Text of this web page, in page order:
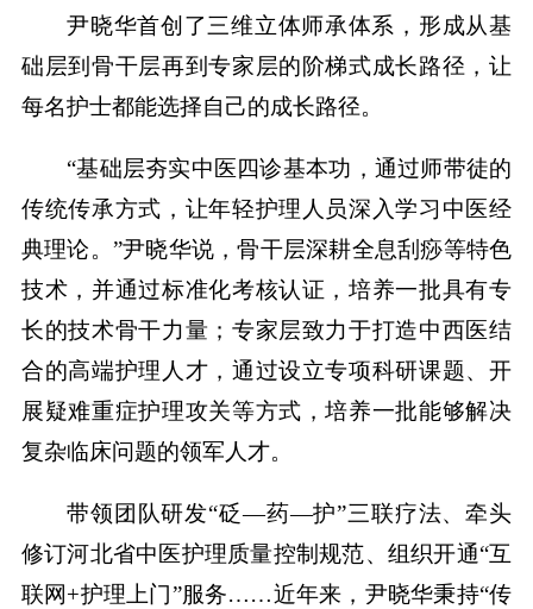
尹晓华首创了三维立体师承体系，形成从基
础层到骨干层再到专家层的阶梯式成长路径，让
每名护士都能选择自己的成长路径。
“基础层夯实中医四诊基本功，通过师带徒的
传统传承方式，让年轻护理人员深入学习中医经
典理论。”尹晓华说，骨干层深耕全息刮痧等特色
技术，并通过标准化考核认证，培养一批具有专
长的技术骨干力量；专家层致力于打造中西医结
合的高端护理人才，通过设立专项科研课题、开
展疑难重症护理攻关等方式，培养一批能够解决
复杂临床问题的领军人才。
带领团队研发“砭—药—护”三联疗法、牵头
修订河北省中医护理质量控制规范、组织开通“互
联网+护理上门”服务……近年来，尹晓华秉持“传